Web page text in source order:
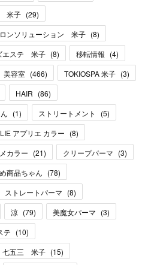
米子 (29)
ンソリューション 米子 (8)
エステ 米子 (8) 移転情報 (4)
容室 (466) TOKIOSPA 米子 (3)
HAIR (86)
(1) ストリートメント (5)
アプリエ カラー (8)
カラー (21) クリープパーマ (3)
商品ちゃん (78)
ストレートパーマ (8)
涼 (79) 美魔女パーマ (3)
テ (10)
七五三 米子 (15)